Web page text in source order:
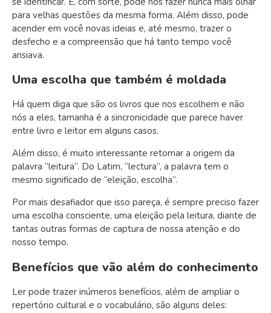
para velhas questões da mesma forma. Além disso, pode
acender em você novas ideias e, até mesmo, trazer o
desfecho e a compreensão que há tanto tempo você
ansiava.
Uma escolha que também é moldada
Há quem diga que são os livros que nos escolhem e não
nós a eles, tamanha é a sincronicidade que parece haver
entre livro e leitor em alguns casos.
Além disso, é muito interessante retomar a origem da
palavra “leitura”. Do Latim, “lectura”, a palavra tem o
mesmo significado de “eleição, escolha”.
Por mais desafiador que isso pareça, é sempre preciso fazer
uma escolha consciente, uma eleição pela leitura, diante de
tantas outras formas de captura de nossa atenção e do
nosso tempo.
Benefícios que vão além do conhecimento
Ler pode trazer inúmeros benefícios, além de ampliar o
repertório cultural e o vocabulário, são alguns deles: